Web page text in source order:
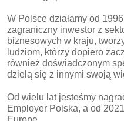
W Polsce działamy od
zagraniczny inwestor z
biznesowych w kraju,
ludziom, którzy dopiero
również doświadczonym
dzielą się z innymi swoją
Od wielu lat jesteśmy
Employer Polska, a od